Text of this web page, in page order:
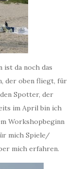
ist da noch das
der oben fliegt, für
Spotter, der
im April bin ich
Workshopbeginn
mich Spiele/
mich erfahren.